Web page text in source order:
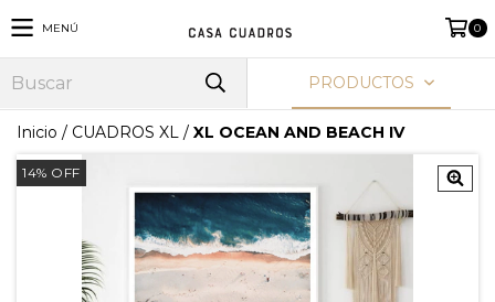
MENÚ 0
PRODUCTOS
Inicio / CUADROS XL / XL OCEAN AND BEACH IV
14% OFF